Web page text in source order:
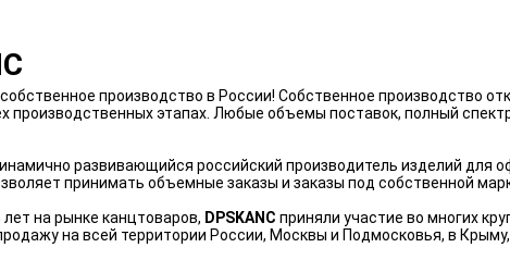
производство в России! Собственное производство
производственных этапах. Любые объемы поставок, полный
развивающийся российский производитель изделий для
принимать объемные заказы и заказы под собственной
на рынке канцтоваров, DPSKANC приняли участие во многих
на всей территории России, Москвы и Подмосковья, в